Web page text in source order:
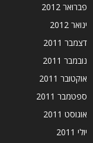
פברואר 2012
ינואר 2012
דצמבר 2011
נובמבר 2011
אוקטובר 2011
ספטמבר 2011
אוגוסט 2011
יולי 2011